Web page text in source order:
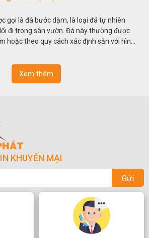
bộ được biết đến là một nghệ thuật xây dựng,
đưa mô hình những ngọn núi to lớn ngoài tự
vườn cảnh. Hay nói một cách khác, người ta
Xem thêm
KHUYẾN MẠI
Gửi